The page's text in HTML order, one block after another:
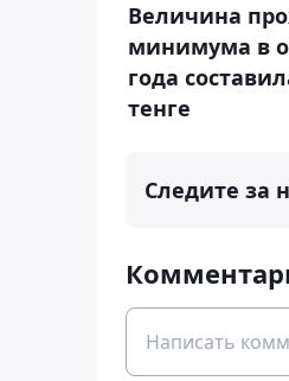
Величина
минимума в
года
тенге
Следите за